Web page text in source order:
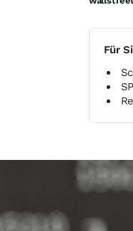
Für